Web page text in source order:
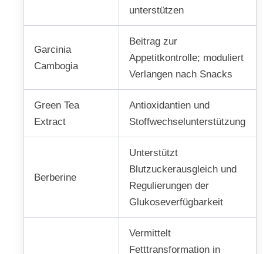
unterstützen
Garcinia
Cambogia
Beitrag zur
Appetitkontrolle; moduliert
Verlangen nach Snacks
Green Tea
Extract
Antioxidantien und
Stoffwechselunterstützung
Berberine
Unterstützt
Blutzuckerausgleich und
Regulierungen der
Glukoseverfügbarkeit
Vermittelt
Fetttransformation in